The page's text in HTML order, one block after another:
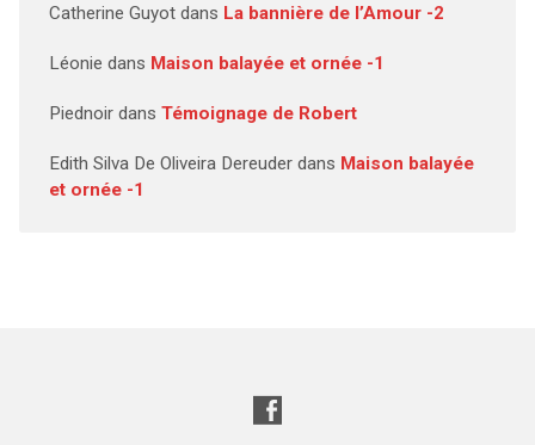
Catherine Guyotdans La bannière de l’Amour -2
Léonie dans Maison balayée et ornée -1
Piednoirdans Témoignage de Robert
Edith Silva De Oliveira Dereuderdans Maison balayée
et ornée -1